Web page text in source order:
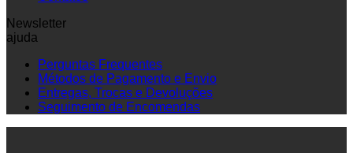
Newsletter
ajuda
Perguntas Frequentes
Métodos de Pagamento e Envio
Entregas, Trocas e Devoluções
Seguimento de Encomendas